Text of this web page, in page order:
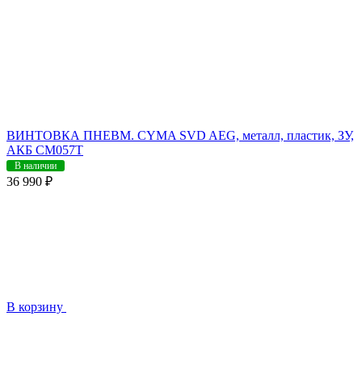
ВИНТОВКА ПНЕВМ. CYMA SVD AEG, металл, пластик, ЗУ,
АКБ CM057T
В наличии
36 990 ₽
В корзину